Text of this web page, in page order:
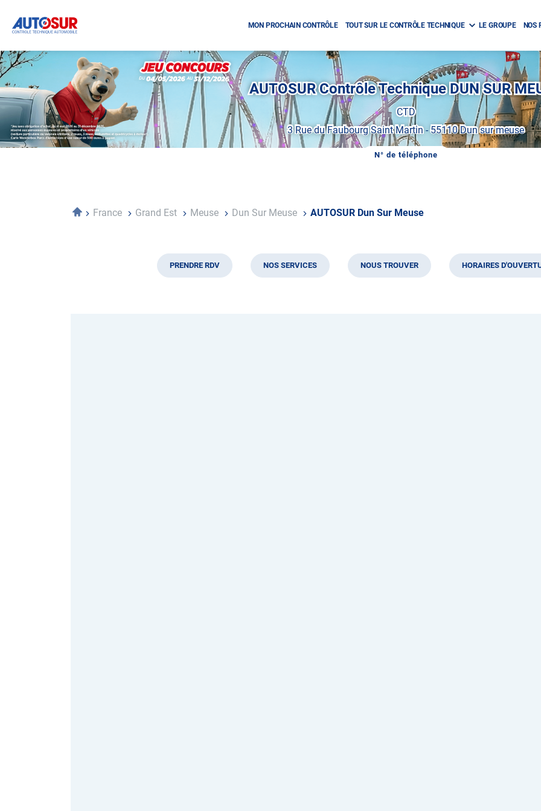
MON PROCHAIN CONTRÔLE TOUT SUR LE CONTRÔLE TECHNIQUE LE GROUPE NOS
Opération
spéciale
Mai
-
Décembre
2026
Locations
AUTOSUR Contrôle Technique DUN SUR
CTD
3 Rue du Faubourg Saint Martin-55110 Dun sur meuse
N° de téléphone
AFFICHER
CENTRE
AccueilFrance Grand Est Meuse Dun Sur Meuse AUTOSUR Dun Sur Meuse
PRENDRE RDV NOS SERVICES NOUS TROUVER HORAIRES